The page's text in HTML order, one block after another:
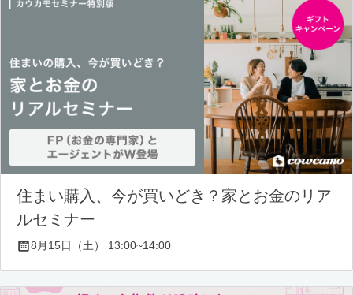
住まい購入、今が買いどき？家とお金のリア
ルセミナー
8月15日（土） 13:00~14:00